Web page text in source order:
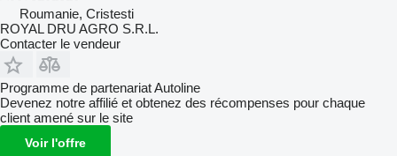
Roumanie, Cristesti
ROYAL DRU AGRO S.R.L.
Contacter le vendeur
Programme de partenariat Autoline
Devenez notre affilié et obtenez des récompenses pour chaque
client amené sur le site
Voir l'offre